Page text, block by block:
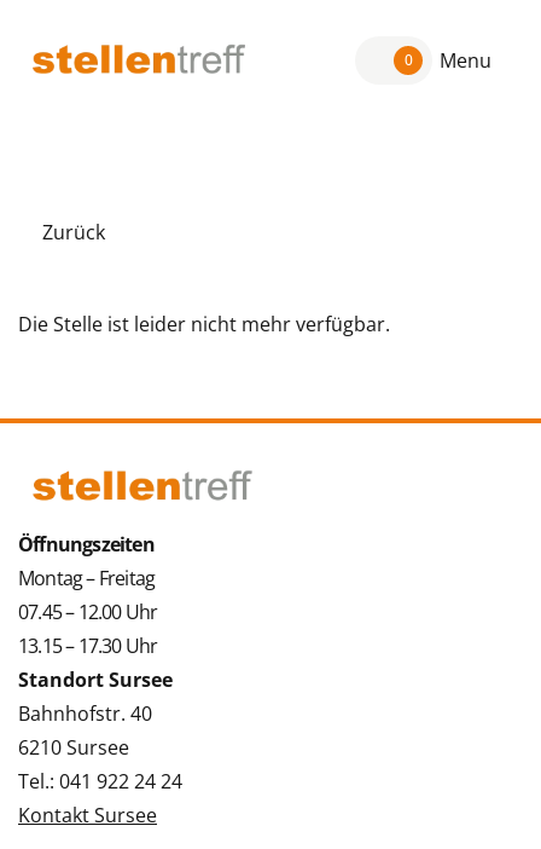
0 Menu
Zurück
Die Stelle ist leider nicht mehr verfügbar.
Öffnungszeiten
Montag – Freitag
07.45 – 12.00 Uhr
13.15 – 17.30 Uhr
Standort Sursee
Bahnhofstr. 40
6210 Sursee
Tel.: 041 922 24 24
Kontakt Sursee